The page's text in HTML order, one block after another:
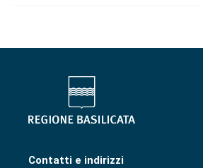
Contatti e indirizzi